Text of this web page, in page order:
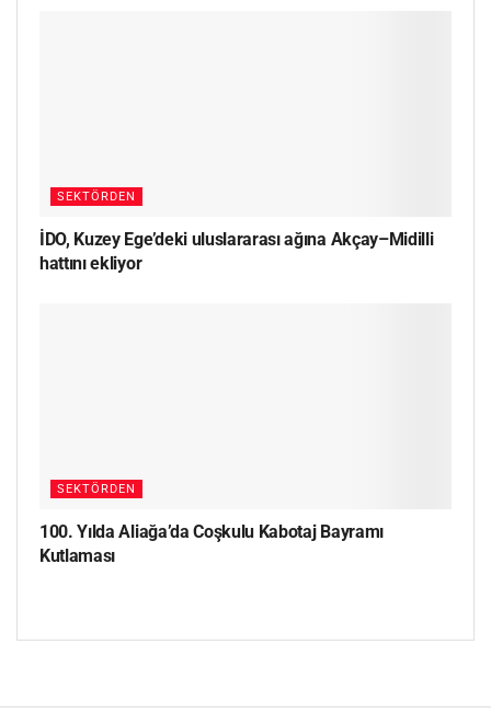
SEKTÖRDEN
İDO, Kuzey Ege’deki uluslararası ağına Akçay–Midilli
hattını ekliyor
SEKTÖRDEN
100. Yılda Aliağa’da Coşkulu Kabotaj Bayramı
Kutlaması